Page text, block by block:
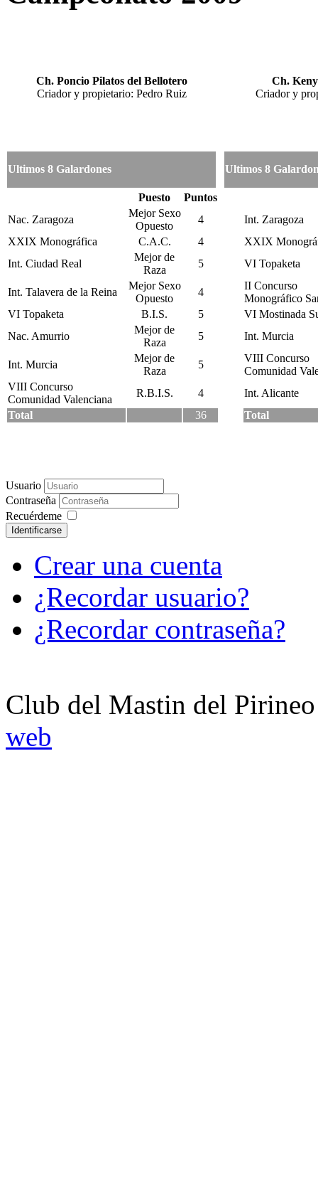
Ch. Poncio Pilatos del Bellotero
Criador y propietario: Pedro Ruiz
Ch.
Criador y
Ultimos 8 Galardones Ultimos 8
Puesto
Puntos
Nac. Zaragoza
Mejor Sexo
Opuesto
4
Int. Zaragoza
XXIX Monográfica
C.A.C. 4
XXIX
Int. Ciudad Real
Mejor de
Raza
5 VI Topaketa
Int. Talavera de la Reina
Mejor Sexo
Opuesto
4
II Concurso
Monográfico
VI Topaketa
B.I.S. 5
VI Mostinada
Nac. Amurrio
Mejor de
Raza
5 Int. Murcia
Int. Murcia
Mejor de
Raza
5
VIII Concurso
Comunidad
VIII Concurso
Comunidad Valenciana
R.B.I.S. 4
Int. Alicante
Total
36 Total
Usuario
Contraseña
Recuérdeme
Identificarse
Crear una cuenta
¿Recordar usuario?
¿Recordar contraseña?
Club del Mastin del
web